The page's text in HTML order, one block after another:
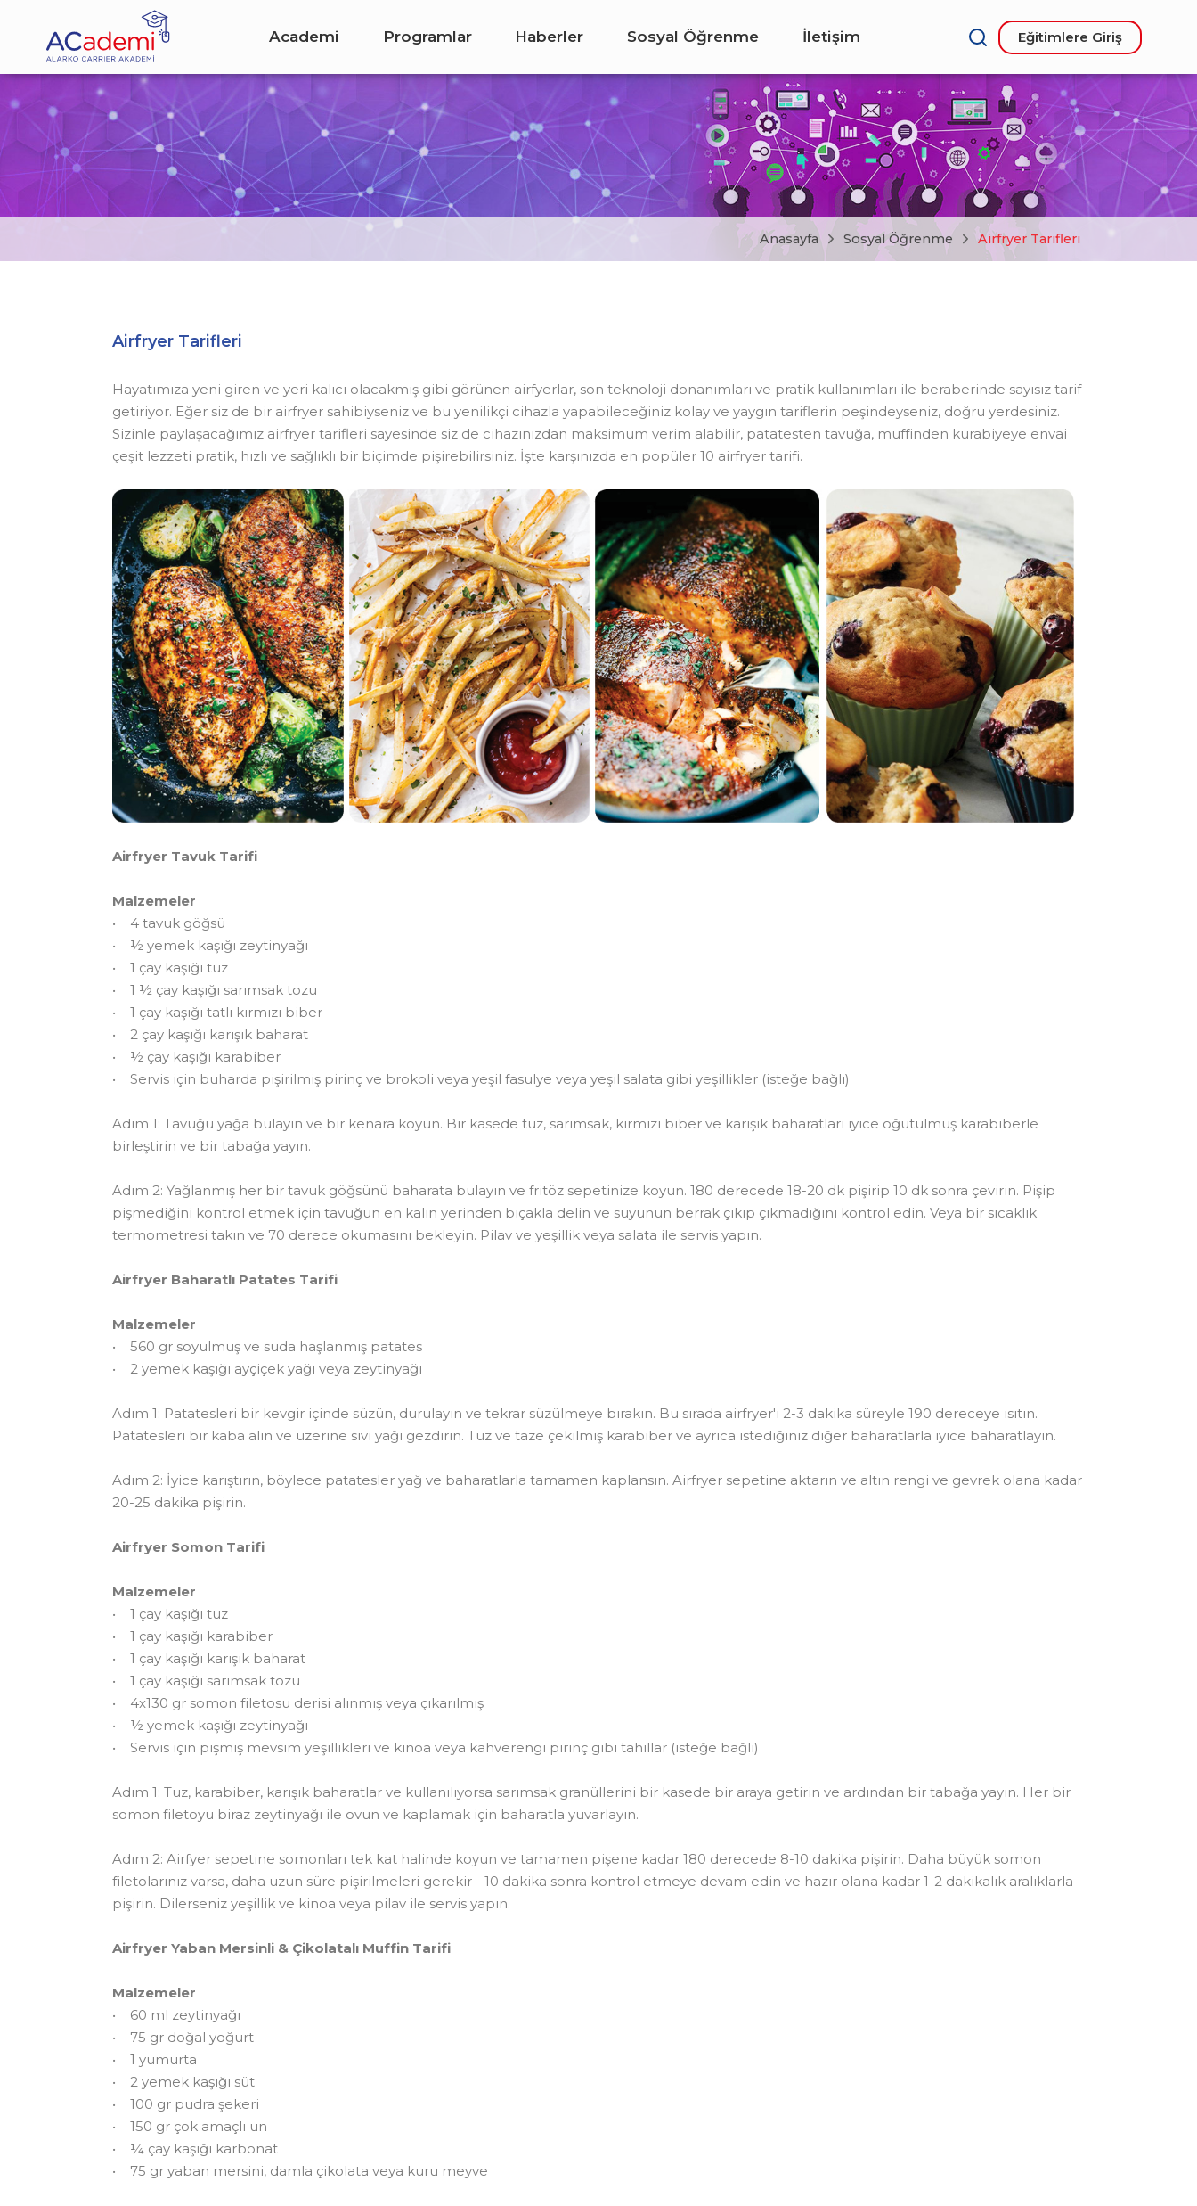
Academi Programlar Haberler Sosyal Öğrenme İletişim Eğitimlere Giriş
Anasayfa Sosyal Öğrenme Airfryer Tarifleri
Airfryer Tarifleri
Hayatımıza yeni giren ve yeri kalıcı olacakmış gibi görünen airfyerlar, son teknoloji donanımları ve pratik kullanımları ile beraberinde sayısız tarif
getiriyor. Eğer siz de bir airfryer sahibiyseniz ve bu yenilikçi cihazla yapabileceğiniz kolay ve yaygın tariflerin peşindeyseniz, doğru yerdesiniz.
Sizinle paylaşacağımız airfryer tarifleri sayesinde siz de cihazınızdan maksimum verim alabilir, patatesten tavuğa, muffinden kurabiyeye envai
çeşit lezzeti pratik, hızlı ve sağlıklı bir biçimde pişirebilirsiniz. İşte karşınızda en popüler 10 airfryer tarifi.
Airfryer Tavuk Tarifi
Malzemeler
• 4 tavuk göğsü
• ½ yemek kaşığı zeytinyağı
• 1 çay kaşığı tuz
• 1 ½ çay kaşığı sarımsak tozu
• 1 çay kaşığı tatlı kırmızı biber
• 2 çay kaşığı karışık baharat
• ½ çay kaşığı karabiber
• Servis için buharda pişirilmiş pirinç ve brokoli veya yeşil fasulye veya yeşil salata gibi yeşillikler (isteğe bağlı)
Adım 1: Tavuğu yağa bulayın ve bir kenara koyun. Bir kasede tuz, sarımsak, kırmızı biber ve karışık baharatları iyice öğütülmüş karabiberle
birleştirin ve bir tabağa yayın.
Adım 2: Yağlanmış her bir tavuk göğsünü baharata bulayın ve fritöz sepetinize koyun. 180 derecede 18-20 dk pişirip 10 dk sonra çevirin. Pişip
pişmediğini kontrol etmek için tavuğun en kalın yerinden bıçakla delin ve suyunun berrak çıkıp çıkmadığını kontrol edin. Veya bir sıcaklık
termometresi takın ve 70 derece okumasını bekleyin. Pilav ve yeşillik veya salata ile servis yapın.
Airfryer Baharatlı Patates Tarifi
Malzemeler
• 560 gr soyulmuş ve suda haşlanmış patates
• 2 yemek kaşığı ayçiçek yağı veya zeytinyağı
Adım 1: Patatesleri bir kevgir içinde süzün, durulayın ve tekrar süzülmeye bırakın. Bu sırada airfryer'ı 2-3 dakika süreyle 190 dereceye ısıtın.
Patatesleri bir kaba alın ve üzerine sıvı yağı gezdirin. Tuz ve taze çekilmiş karabiber ve ayrıca istediğiniz diğer baharatlarla iyice baharatlayın.
Adım 2: İyice karıştırın, böylece patatesler yağ ve baharatlarla tamamen kaplansın. Airfryer sepetine aktarın ve altın rengi ve gevrek olana kadar
20-25 dakika pişirin.
Airfryer Somon Tarifi
Malzemeler
• 1 çay kaşığı tuz
• 1 çay kaşığı karabiber
• 1 çay kaşığı karışık baharat
• 1 çay kaşığı sarımsak tozu
• 4x130 gr somon filetosu derisi alınmış veya çıkarılmış
• ½ yemek kaşığı zeytinyağı
• Servis için pişmiş mevsim yeşillikleri ve kinoa veya kahverengi pirinç gibi tahıllar (isteğe bağlı)
Adım 1: Tuz, karabiber, karışık baharatlar ve kullanılıyorsa sarımsak granüllerini bir kasede bir araya getirin ve ardından bir tabağa yayın. Her bir
somon filetoyu biraz zeytinyağı ile ovun ve kaplamak için baharatla yuvarlayın.
Adım 2: Airfyer sepetine somonları tek kat halinde koyun ve tamamen pişene kadar 180 derecede 8-10 dakika pişirin. Daha büyük somon
filetolarınız varsa, daha uzun süre pişirilmeleri gerekir - 10 dakika sonra kontrol etmeye devam edin ve hazır olana kadar 1-2 dakikalık aralıklarla
pişirin. Dilerseniz yeşillik ve kinoa veya pilav ile servis yapın.
Airfryer Yaban Mersinli & Çikolatalı Muffin Tarifi
Malzemeler
• 60 ml zeytinyağı
• 75 gr doğal yoğurt
• 1 yumurta
• 2 yemek kaşığı süt
• 100 gr pudra şekeri
• 150 gr çok amaçlı un
• ¼ çay kaşığı karbonat
• 75 gr yaban mersini, damla çikolata veya kuru meyve